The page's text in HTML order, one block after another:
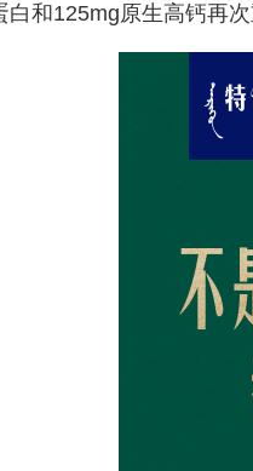
和125mg原生高钙再